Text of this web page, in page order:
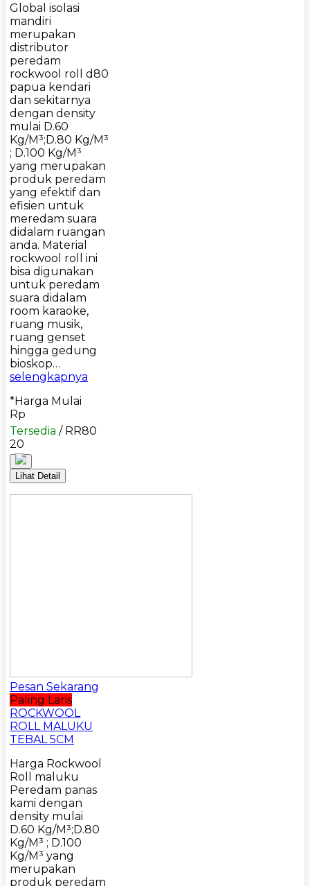
Global isolasi
mandiri
merupakan
distributor
peredam
rockwool roll d80
papua kendari
dan sekitarnya
dengan density
mulai D.60
Kg/M³;D.80 Kg/M³
; D.100 Kg/M³
yang merupakan
produk peredam
yang efektif dan
efisien untuk
meredam suara
didalam ruangan
anda. Material
rockwool roll ini
bisa digunakan
untuk peredam
suara didalam
room karaoke,
ruang musik,
ruang genset
hingga gedung
bioskop…
selengkapnya
*Harga Mulai
Rp
Tersedia / RR80
20
Lihat Detail
Pesan Sekarang
Paling Laris
ROCKWOOL
ROLL MALUKU
TEBAL 5CM
Harga Rockwool
Roll maluku
Peredam panas
kami dengan
density mulai
D.60 Kg/M³;D.80
Kg/M³ ; D.100
Kg/M³ yang
merupakan
produk peredam